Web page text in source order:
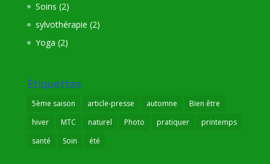
Soins (2)
sylvothérapie (2)
Yoga (2)
Étiquettes
5ème saison article-presse automne
Bien être
hiver
MTC naturel Photo pratiquer
printemps
santé
Soin été